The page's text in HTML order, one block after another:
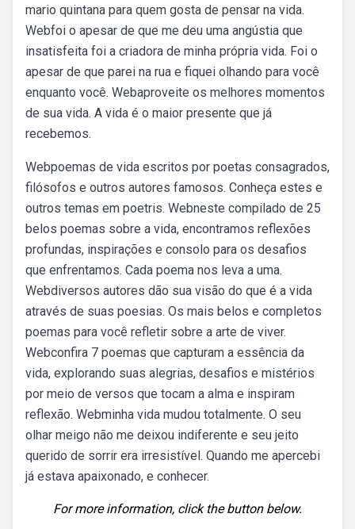
mario quintana para quem gosta de pensar na vida.
Webfoi o apesar de que me deu uma angústia que
insatisfeita foi a criadora de minha própria vida. Foi o
apesar de que parei na rua e fiquei olhando para você
enquanto você. Webaproveite os melhores momentos
de sua vida. A vida é o maior presente que já
recebemos.
Webpoemas de vida escritos por poetas consagrados,
filósofos e outros autores famosos. Conheça estes e
outros temas em poetris. Webneste compilado de 25
belos poemas sobre a vida, encontramos reflexões
profundas, inspirações e consolo para os desafios
que enfrentamos. Cada poema nos leva a uma.
Webdiversos autores dão sua visão do que é a vida
através de suas poesias. Os mais belos e completos
poemas para você refletir sobre a arte de viver.
Webconfira 7 poemas que capturam a essência da
vida, explorando suas alegrias, desafios e mistérios
por meio de versos que tocam a alma e inspiram
reflexão. Webminha vida mudou totalmente. O seu
olhar meigo não me deixou indiferente e seu jeito
querido de sorrir era irresistível. Quando me apercebi
já estava apaixonado, e conhecer.
For more information, click the button below.